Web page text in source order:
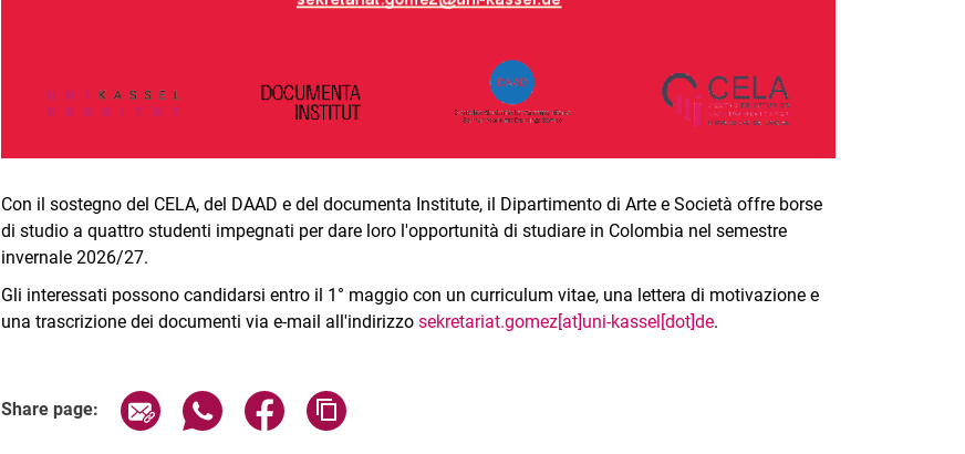
Con il sostegno del CELA, del DAAD e del documenta Institute, il Dipartimento di Arte e Società offre borse
di studio a quattro studenti impegnati per dare loro l'opportunità di studiare in Colombia nel semestre
invernale 2026/27.
Gli interessati possono candidarsi entro il 1° maggio con un curriculum vitae, una lettera di motivazione e
una trascrizione dei documenti via e-mail all'indirizzosekretariat.gomez[at]uni-kassel[dot]de.
Share page: Share page via email
Share page via WhatsApp (external link, opens in a new window)
Share page via Facebook (external link, opens in a new window)